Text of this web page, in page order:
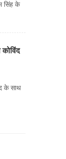
सिंह के
कोविंद
के साथ